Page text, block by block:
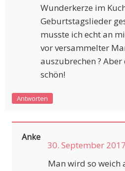
Wunderkerze im
Geburtstagslieder
musste ich echt an
vor versammelter
auszubrechen ?
schön!
Antworten
Anke
30. September
Man wird so weich